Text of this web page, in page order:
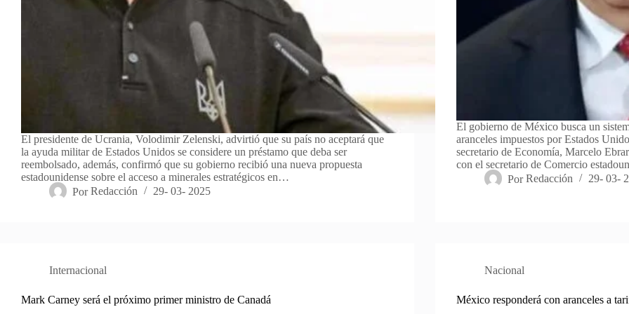
El presidente de Ucrania, Volodimir Zelenski, advirtió que su país no aceptará que
la ayuda militar de Estados Unidos se considere un préstamo que deba ser
reembolsado, además, confirmó que su gobierno recibió una nueva propuesta
estadounidense sobre el acceso a minerales estratégicos en…
Por Redacción 29- 03- 2025
El gobierno de México busca un
aranceles impuestos por Estados
secretario de Economía, Marcelo
con el secretario de Comercio
Por Redacción 29- 03-
Internacional
Mark Carney será el próximo primer ministro de Canadá
Nacional
México responderá con aranceles a